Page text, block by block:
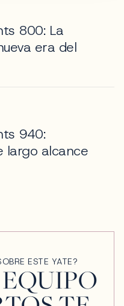
800: La
era del
940:
largo alcance
ESTE YATE?